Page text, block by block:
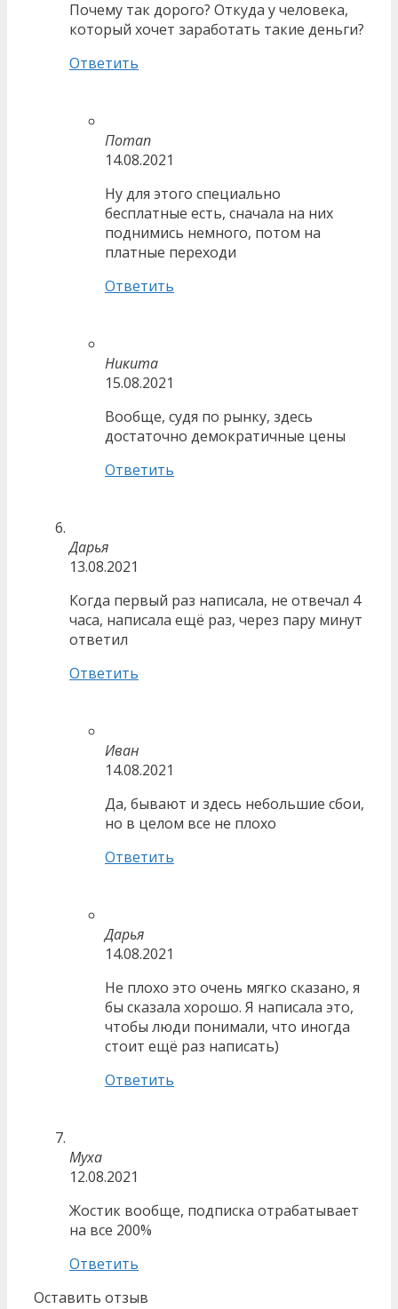
Почему так дорого? Откуда у человека,
который хочет заработать такие деньги?
Ответить
Потап
14.08.2021
Ну для этого специально
бесплатные есть, сначала на них
поднимись немного, потом на
платные переходи
Ответить
Никита
15.08.2021
Вообще, судя по рынку, здесь
достаточно демократичные цены
Ответить
Дарья
13.08.2021
Когда первый раз написала, не отвечал 4
часа, написала ещё раз, через пару минут
ответил
Ответить
Иван
14.08.2021
Да, бывают и здесь небольшие сбои,
но в целом все не плохо
Ответить
Дарья
14.08.2021
Не плохо это очень мягко сказано, я
бы сказала хорошо. Я написала это,
чтобы люди понимали, что иногда
стоит ещё раз написать)
Ответить
Муха
12.08.2021
Жостик вообще, подписка отрабатывает
на все 200%
Ответить
Оставить отзыв